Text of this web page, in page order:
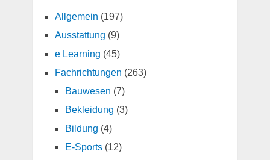
Allgemein (197)
Ausstattung (9)
e Learning (45)
Fachrichtungen (263)
Bauwesen (7)
Bekleidung (3)
Bildung (4)
E-Sports(12)